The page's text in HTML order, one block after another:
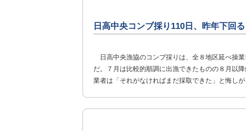
日高中央コンブ採り110日、昨年下回る
日高中央漁協のコンブ採りは、全８地区延べ操
だ。７月は比較的順調に出漁できたものの８月以
業者は「それがなければまだ採取できた」と悔しが